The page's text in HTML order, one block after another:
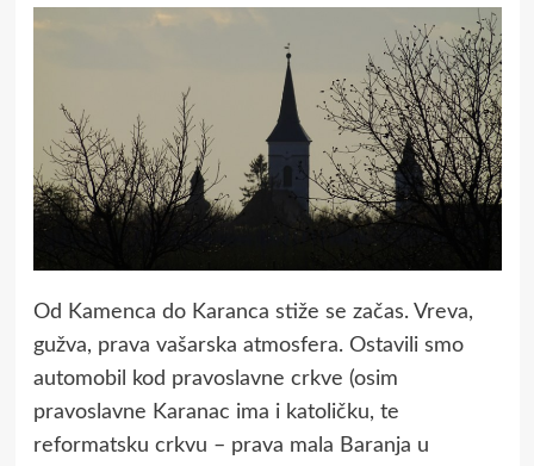
Od Kamenca do Karanca stiže se začas. Vreva,
gužva, prava vašarska atmosfera. Ostavili smo
automobil kod pravoslavne crkve (osim
pravoslavne Karanac ima i katoličku, te
reformatsku crkvu – prava mala Baranja u